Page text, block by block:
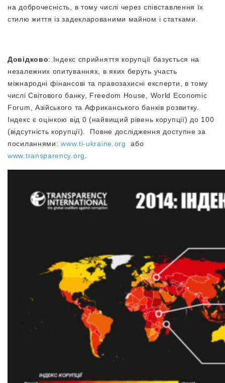
на доброчесність, в тому числі через співставлення їх
стилю життя із задекларованими майном і статками.
Довідково: Індекс сприйняття корупції базується на
незалежних опитуваннях, в яких беруть участь
міжнародні фінансові та правозахисні експерти, в тому
числі Світового банку, Freedom House, World Economic
Forum, Азійського та Африканського банків розвитку.
Індекс є оцінкою від 0 (найвищий рівень корупції) до 100
(відсутність корупції). Повне дослідження доступне за
посиланнями:www.ti-ukraine.org
або
www.transparency.org